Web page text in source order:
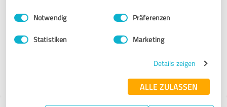
Impressum Datenschutzbestimmungen
Einwilligungsauswahl
Notwendig Präferenzen
Statistiken Marketing
Details zeigen
ALLE ZULASSEN
Bluewave-Tech